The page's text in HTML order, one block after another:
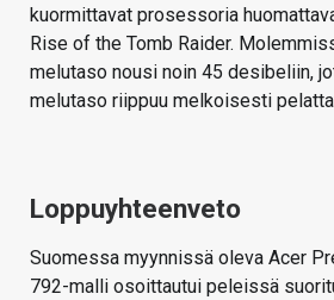
kuormittavat prosessoria
Rise of the Tomb Raider.
melutaso nousi noin 45 desibeliin,
melutaso riippuu melkoisesti
Loppuyhteenveto
Suomessa myynnissä oleva Acer
792-malli osoittautui peleissä